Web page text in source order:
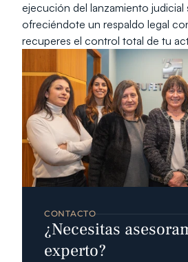
ejecución del lanzamiento judicial
ofreciéndote un respaldo legal
recuperes el control total de tu
CONTACTO
¿Necesitas
experto?